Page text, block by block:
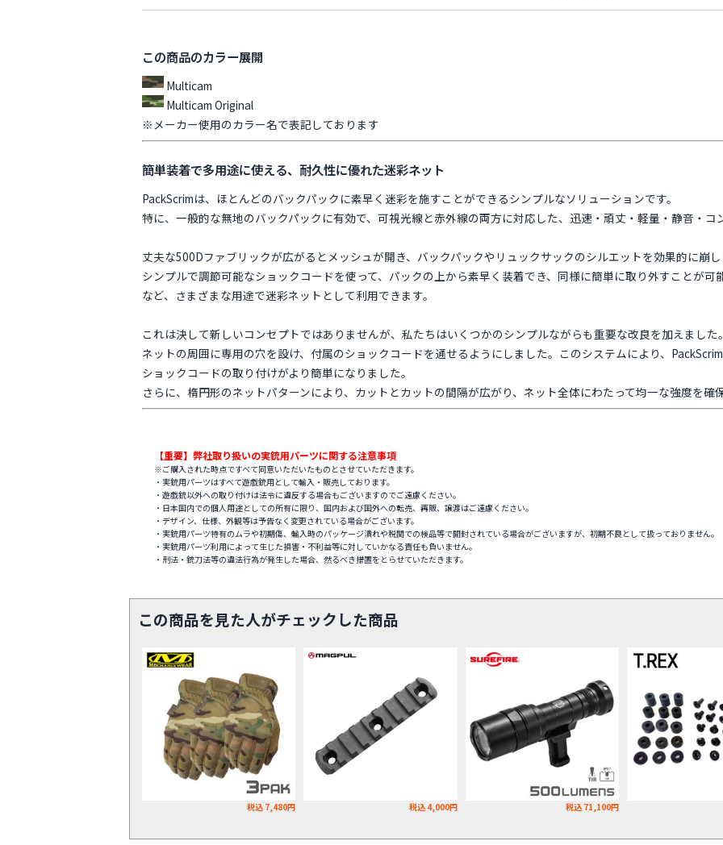
この商品のカラー展開
Multicam
Multicam Original
※メーカー使用のカラー名で表記しております
簡単装着で多用途に使える、耐久性に優れた迷彩ネット
PackScrimは、ほとんどのバックパックに素早く迷彩を施すことができるシンプルなソリューションです。
特に、一般的な無地のバックパックに有効で、可視光線と赤外線の両方に対応した、迅速・頑丈・軽量・静音・コ
丈夫な500Dファブリックが広がるとメッシュが開き、バックパックやリュックサックのシルエットを効果的に崩
シンプルで調節可能なショックコードを使って、パックの上から素早く装着でき、同様に簡単に取り外すことが
など、さまざまな用途で迷彩ネットとして利用できます。
これは決して新しいコンセプトではありませんが、私たちはいくつかのシンプルながらも重要な改良を加えました
ネットの周囲に専用の穴を設け、付属のショックコードを通せるようにしました。このシステムにより、
ショックコードの取り付けがより簡単になりました。
さらに、楕円形のネットパターンにより、カットとカットの間隔が広がり、ネット全体にわたって均一な強度を確
【重要】弊社取り扱いの実銃用パーツに関する注意事項
※ご購入された時点ですべて同意いただいたものとさせていただきます。
・実銃用パーツはすべて遊戯銃用として輸入・販売しております。
・遊戯銃以外への取り付けは法令に違反する場合もございますのでご遠慮ください。
・日本国内での個人用途としての所有に限り、国内および国外への転売、再販、譲渡はご遠慮ください。
・デザイン、仕様、外観等は予告なく変更されている場合がございます。
・実銃用パーツ特有のムラや初期傷、輸入時のパッケージ潰れや税関での検品等で開封されている場合がございますが、初期不良として扱っておりません。
・実銃用パーツ利用によって生じた損害・不利益等に対していかなる責任も負いません。
・刑法・銃刀法等の違法行為が発生した場合、然るべき措置をとらせていただきます。
この商品を見た人がチェックした商品
税込 7,480円 税込 4,000円 税込 71,100円